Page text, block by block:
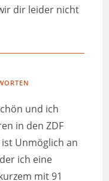
dir leider nicht
und ich
in den ZDF
Unmöglich an
ich eine
mit 91